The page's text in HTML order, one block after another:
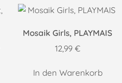
Mosaik Girls, PLAYMAIS
12,99 €
In den Warenkorb